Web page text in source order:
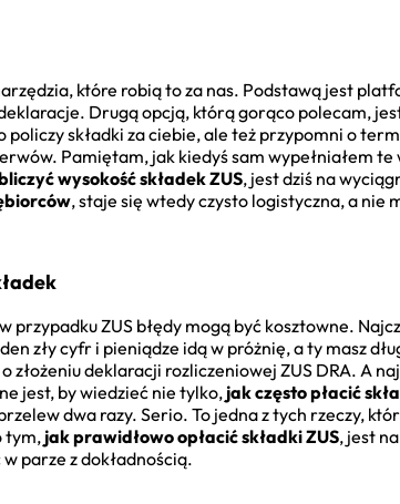
które robią to za nas. Podstawą jest
Drugą opcją, którą gorąco polecam,
policzy składki za ciebie, ale też przypomni o
Pamiętam, jak kiedyś sam wypełniałem
wysokość składek ZUS, jest dziś na
, staje się wtedy czysto logistyczna, a
przypadku ZUS błędy mogą być kosztowne.
zły cyfr i pieniądze idą w próżnię, a ty masz
złożeniu deklaracji rozliczeniowej ZUS DRA. A
jest, by wiedzieć nie tylko, jak często płacić
dwa razy. Serio. To jedna z tych rzeczy,
tym, jak prawidłowo opłacić składki ZUS, jest
w parze z dokładnością.